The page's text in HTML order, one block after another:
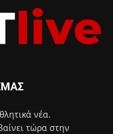
νέα.
τώρα στην